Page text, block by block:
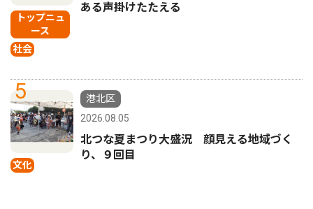
トップニュ
ース
社会
ある声掛けたたえる
5
文化
港北区
2026.08.05
北つな夏まつり大盛況 顔見える地域づく
り、９回目